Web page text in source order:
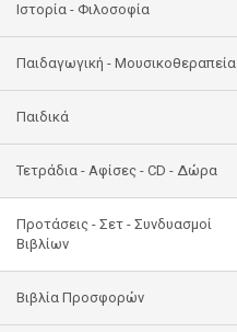
Ιστορία - Φιλοσοφία
Παιδαγωγική - Μουσικοθεραπεία
Παιδικά
Τετράδια - Αφίσες - CD - Δώρα
Προτάσεις - Σετ - Συνδυασμοί
Βιβλίων
Βιβλία Προσφορών